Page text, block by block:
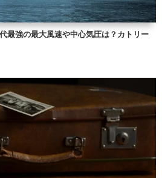
最強の最大風速や中心気圧は？カトリー